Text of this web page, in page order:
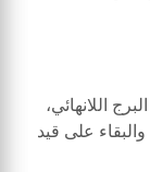
اللانهائي،
على قيد